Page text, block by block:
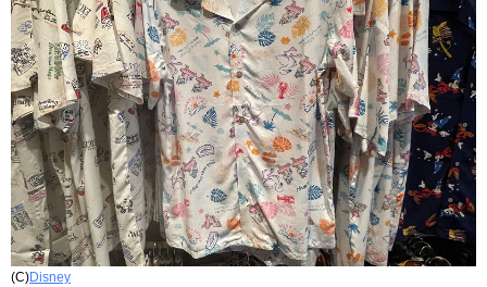
(C)Disney